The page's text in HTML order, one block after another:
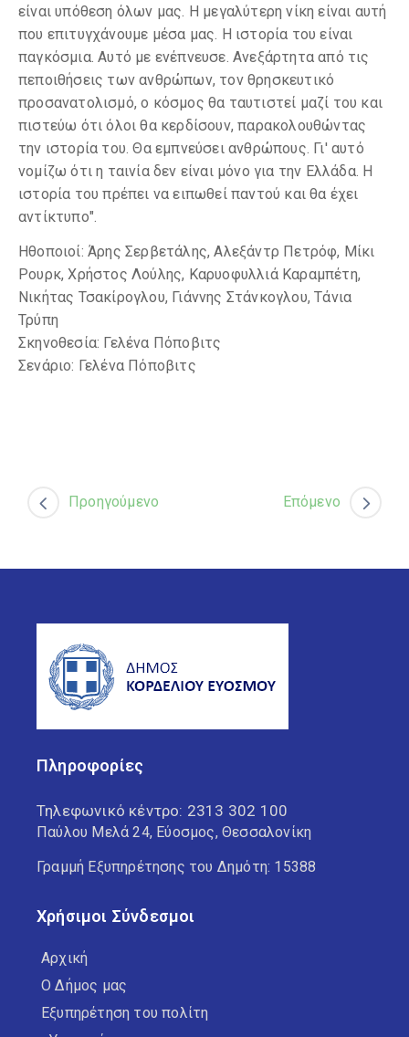
είναι υπόθεση όλων μας. Η μεγαλύτερη νίκη είναι αυτή
που επιτυγχάνουμε μέσα μας. Η ιστορία του είναι
παγκόσμια. Αυτό με ενέπνευσε. Ανεξάρτητα από τις
πεποιθήσεις των ανθρώπων, τον θρησκευτικό
προσανατολισμό, ο κόσμος θα ταυτιστεί μαζί του και
πιστεύω ότι όλοι θα κερδίσουν, παρακολουθώντας
την ιστορία του. Θα εμπνεύσει ανθρώπους. Γι' αυτό
νομίζω ότι η ταινία δεν είναι μόνο για την Ελλάδα. Η
ιστορία του πρέπει να ειπωθεί παντού και θα έχει
αντίκτυπο".
Ηθοποιοί: Άρης Σερβετάλης, Αλεξάντρ Πετρόφ, Μίκι
Ρουρκ, Χρήστος Λούλης, Καρυοφυλλιά Καραμπέτη,
Νικήτας Τσακίρογλου, Γιάννης Στάνκογλου, Τάνια
Τρύπη
Σκηνοθεσία: Γελένα Πόποβιτς
Σενάριο: Γελένα Πόποβιτς
Προηγούμενο Επόμενο
Πληροφορίες
Τηλεφωνικό κέντρο: 2313 302 100
Παύλου Μελά 24, Εύοσμος, Θεσσαλονίκη
Γραμμή Εξυπηρέτησης του Δημότη: 15388
Χρήσιμοι Σύνδεσμοι
Αρχική
Ο Δήμος μας
Εξυπηρέτηση του πολίτη